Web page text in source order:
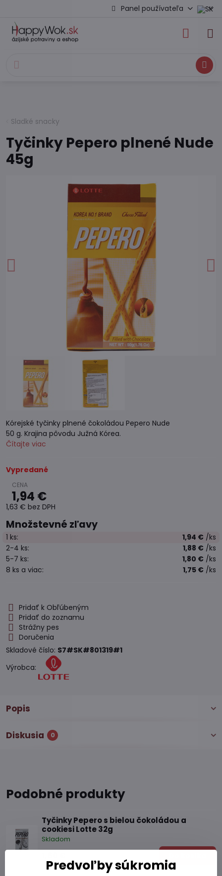
Panel používateľa
Hľadať
Sladké snacky
Tyčinky Pepero plnené Nude
45g
Kórejské tyčinky plnené čokoládou Pepero Nude
50 g. Krajina pôvodu Južná Kórea.
Čítajte viac
Vypredané
1,94 €
1,63 € bez DPH
Množstevné zľavy
1 ks: 1,94 € /ks
2-4 ks: 1,88 € /ks
5-7 ks: 1,80 € /ks
8 ks a viac: 1,75 € /ks
Pridať k Obľúbeným
Pridať do zoznamu
Strážny pes
Doručenia
Skladové číslo: S7#SK#801319#1
Výrobca:
Popis
Diskusia 0
Podobné produkty
Tyčinky Pepero s bielou čokoládou a
cookiesi Lotte 32g
Skladom
Predvoľby súkromia